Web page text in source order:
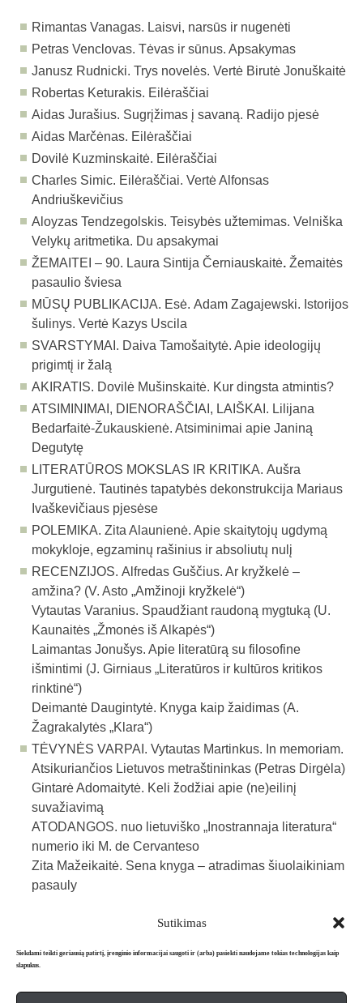
Sutikimas
Siekdami teikti geriausią patirtį, įrenginio informacijai saugoti ir (arba) pasiekti naudojame tokias technologijas kaip
slapukus.
Rimantas Vanagas. Laisvi, narsūs ir nugenėti
Petras Venclovas. Tėvas ir sūnus. Apsakymas
Janusz Rudnicki. Trys novelės. Vertė Birutė Jonuškaitė
Robertas Keturakis. Eilėraščiai
Aidas Jurašius. Sugrįžimas į savaną. Radijo pjesė
Aidas Marčėnas. Eilėraščiai
Dovilė Kuzminskaitė. Eilėraščiai
Charles Simic. Eilėraščiai. Vertė Alfonsas
Andriuškevičius
Aloyzas Tendzegolskis. Teisybės užtemimas. Velniška
Velykų aritmetika. Du apsakymai
ŽEMAITEI – 90. Laura Sintija Černiauskaitė.Žemaitės
pasaulio šviesa
MŪSŲ PUBLIKACIJA. Esė.Adam Zagajewski. Istorijos
šulinys. Vertė Kazys Uscila
SVARSTYMAI. Daiva Tamošaitytė. Apie ideologijų
prigimtį ir žalą
AKIRATIS. Dovilė Mušinskaitė. Kur dingsta atmintis?
ATSIMINIMAI, DIENORAŠČIAI, LAIŠKAI. Lilijana
Bedarfaitė-Žukauskienė. Atsiminimai apie Janiną
Degutytę
LITERATŪROS MOKSLAS IR KRITIKA.Aušra
Jurgutienė. Tautinės tapatybės dekonstrukcija Mariaus
Ivaškevičiaus pjesėse
POLEMIKA.Zita Alaunienė. Apie skaitytojų ugdymą
mokykloje, egzaminų rašinius ir absoliutų nulį
RECENZIJOS.Alfredas Guščius. Ar kryžkelė –
amžina? (V. Asto „Amžinoji kryžkelė“)
Vytautas Varanius. Spaudžiant raudoną mygtuką (U.
Kaunaitės „Žmonės iš Alkapės“)
Laimantas Jonušys. Apie literatūrą su filosofine
išmintimi (J. Girniaus „Literatūros ir kultūros kritikos
rinktinė“)
Deimantė Daugintytė. Knyga kaip žaidimas (A.
Žagrakalytės „Klara“)
TĖVYNĖS VARPAI.Vytautas Martinkus. In memoriam.
Atsikuriančios Lietuvos metraštininkas (Petras Dirgėla)
Gintarė Adomaitytė. Keli žodžiai apie (ne)eilinį
suvažiavimą
ATODANGOS. nuo lietuviško „Inostrannaja literatura“
numerio iki M. de Cervanteso
Zita Mažeikaitė. Sena knyga – atradimas šiuolaikiniam
pasauly